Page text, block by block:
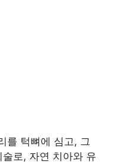
를 턱뼈에 심고, 그
로, 자연 치아와 유